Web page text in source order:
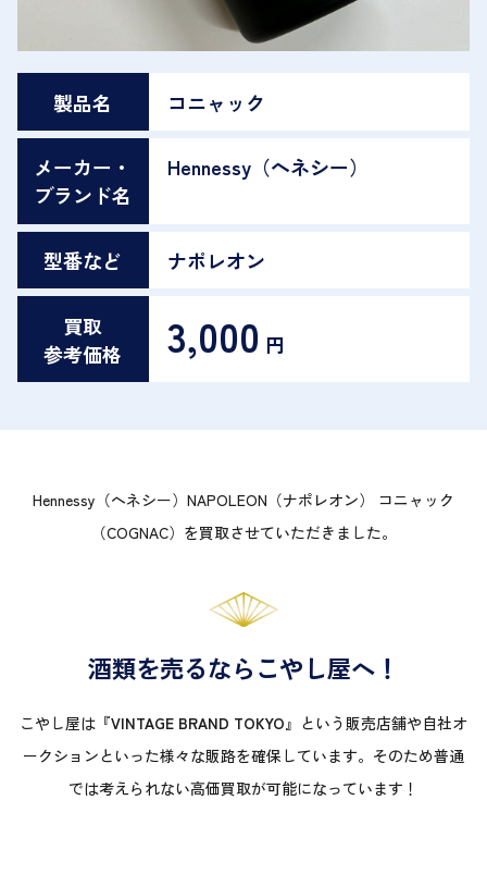
製品名 コニャック
メーカー・
ブランド名
Hennessy（ヘネシー）
型番など ナポレオン
買取
参考価格
3,000 円
Hennessy（ヘネシー）NAPOLEON（ナポレオン） コニャック
（COGNAC）を買取させていただきました。
酒類を売るならこやし屋へ！
こやし屋は『VINTAGE BRAND TOKYO 』という販売店舗や自社オ
ークションといった様々な販路を確保しています。そのため普通
では考えられない高価買取が可能になっています！